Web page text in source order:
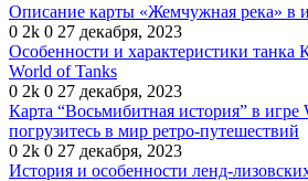
Описание карты «Жемчужная река» в
0 2k 0 27 декабря, 2023
Особенности и характеристики танка
World of Tanks
0 2k 0 27 декабря, 2023
Карта “Восьмибитная история” в игре
погрузитесь в мир ретро-путешествий
0 2k 0 27 декабря, 2023
История и особенности ленд-